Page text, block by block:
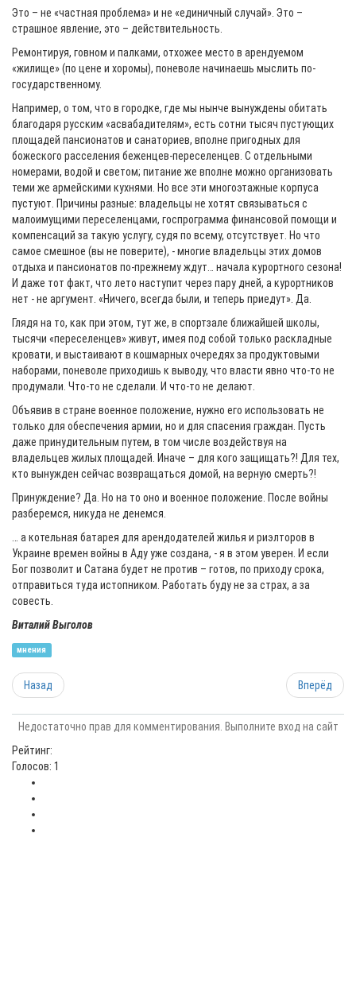
Это – не «частная проблема» и не «единичный случай». Это –
страшное явление, это – действительность.
Ремонтируя, говном и палками, отхожее место в арендуемом
«жилище» (по цене и хоромы), поневоле начинаешь мыслить по-
государственному.
Например, о том, что в городке, где мы нынче вынуждены обитать
благодаря русским «асвабадителям», есть сотни тысяч пустующих
площадей пансионатов и санаториев, вполне пригодных для
божеского расселения беженцев-переселенцев. С отдельными
номерами, водой и светом; питание же вполне можно организовать
теми же армейскими кухнями. Но все эти многоэтажные корпуса
пустуют. Причины разные: владельцы не хотят связываться с
малоимущими переселенцами, госпрограмма финансовой помощи и
компенсаций за такую услугу, судя по всему, отсутствует. Но что
самое смешное (вы не поверите), - многие владельцы этих домов
отдыха и пансионатов по-прежнему ждут… начала курортного сезона!
И даже тот факт, что лето наступит через пару дней, а курортников
нет - не аргумент. «Ничего, всегда были, и теперь приедут». Да.
Глядя на то, как при этом, тут же, в спортзале ближайшей школы,
тысячи «переселенцев» живут, имея под собой только раскладные
кровати, и выстаивают в кошмарных очередях за продуктовыми
наборами, поневоле приходишь к выводу, что власти явно что-то не
продумали. Что-то не сделали. И что-то не делают.
Объявив в стране военное положение, нужно его использовать не
только для обеспечения армии, но и для спасения граждан. Пусть
даже принудительным путем, в том числе воздействуя на
владельцев жилых площадей. Иначе – для кого защищать?! Для тех,
кто вынужден сейчас возвращаться домой, на верную смерть?!
Принуждение? Да. Но на то оно и военное положение. После войны
разберемся, никуда не денемся.
… а котельная батарея для арендодателей жилья и риэлторов в
Украине времен войны в Аду уже создана, - я в этом уверен. И если
Бог позволит и Сатана будет не против – готов, по приходу срока,
отправиться туда истопником. Работать буду не за страх, а за
совесть.
Виталий Выголов
мнения
Назад Вперёд
Недостаточно прав для комментирования. Выполните вход на сайт
Рейтинг:
Голосов: 1